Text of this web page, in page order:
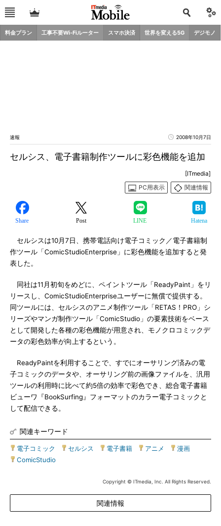
料金プラン 工事不要Wi-Fiルーター スマホ決済 世界を変える5G デジモノ
速報 2008年10月7日
セルシス、電子書籍制作ツールに彩色機能を追加
[ITmedia]
PC用表示
関連情報
Share Post LINE Hatena
セルシスは10月7日、携帯電話向け電子コミック／電子書籍制
作ツール「ComicStudioEnterprise」に彩色機能を追加すると発
表した。
同社は11月初旬をめどに、ペイントツール「ReadyPaint」をリ
リースし、ComicStudioEnterpriseユーザーに無償で提供する。
同ツールには、セルシスのアニメ制作ツール「RETAS！PRO」シ
リーズやマンガ制作ツール「ComicStudio」の要素技術をベース
として開発した各種の彩色機能が用意され、モノクロコミックデ
ータの彩色効率が向上するという。
ReadyPaintを利用することで、すでにオーサリング済みの電
子コミックのデータや、オーサリング前の画像ファイルを、汎用
ツールの利用時に比べて約5倍の効率で彩色でき、総合電子書籍
ビューワ『BookSurfing』フォーマットのカラー電子コミックと
して配信できる。
関連キーワード
電子コミック セルシス 電子書籍 アニメ 漫画
ComicStudio
Copyright © ITmedia, Inc. All Rights Reserved.
関連情報